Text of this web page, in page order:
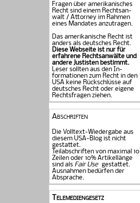
Fragen über amerika­ni­sches
Recht sind einem Rechts­an­
walt / Attorney im Rahmen
eines Mandates an­zu­tragen.
Das amerikanische Recht ist
anders als deutsches Recht.
Diese Webseite ist nur für
erfahrene Rechtsanwälte und
andere Justisten be­stimmt.
Leser sollten aus den In­
formationen zum Recht in den
USA keine Rückschlüsse auf
deutsches Recht oder eigene
Rechtsfragen ziehen.
Abschriften
Die Volltext-Wiedergabe aus
diesem USA-Blog ist nicht
gestattet.
Teilabschriften von maximal 10
Zeilen oder 10% Artikellänge
sind als Fair Use
gestattet.
Ausnahmen bedürfen der
Absprache.
Telemediengesetz